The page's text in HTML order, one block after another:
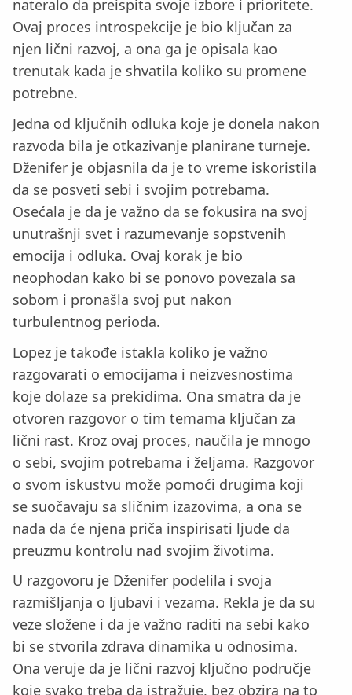
nateralo da preispita svoje izbore i prioritete.
Ovaj proces introspekcije je bio ključan za
njen lični razvoj, a ona ga je opisala kao
trenutak kada je shvatila koliko su promene
potrebne.
Jedna od ključnih odluka koje je donela nakon
razvoda bila je otkazivanje planirane turneje.
Dženifer je objasnila da je to vreme iskoristila
da se posveti sebi i svojim potrebama.
Osećala je da je važno da se fokusira na svoj
unutrašnji svet i razumevanje sopstvenih
emocija i odluka. Ovaj korak je bio
neophodan kako bi se ponovo povezala sa
sobom i pronašla svoj put nakon
turbulentnog perioda.
Lopez je takođe istakla koliko je važno
razgovarati o emocijama i neizvesnostima
koje dolaze sa prekidima. Ona smatra da je
otvoren razgovor o tim temama ključan za
lični rast. Kroz ovaj proces, naučila je mnogo
o sebi, svojim potrebama i željama. Razgovor
o svom iskustvu može pomoći drugima koji
se suočavaju sa sličnim izazovima, a ona se
nada da će njena priča inspirisati ljude da
preuzmu kontrolu nad svojim životima.
U razgovoru je Dženifer podelila i svoja
razmišljanja o ljubavi i vezama. Rekla je da su
veze složene i da je važno raditi na sebi kako
bi se stvorila zdrava dinamika u odnosima.
Ona veruje da je lični razvoj ključno područje
koje svako treba da istražuje, bez obzira na to